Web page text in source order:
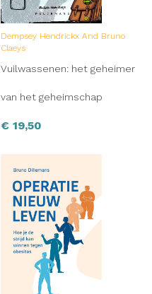
Dempsey Hendrickx And Bruno
Claeys
Vuilwassenen: het geheimer
van het geheimschap
€ 19,50